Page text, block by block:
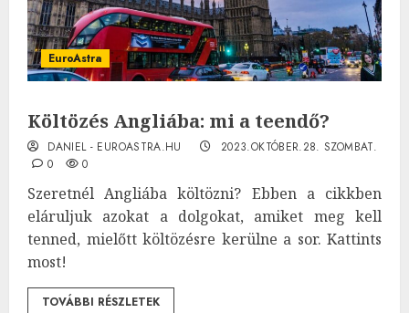
EuroAstra
Költözés Angliába: mi a teendő?
DANIEL - EUROASTRA.HU
2023.OKTÓBER.28. SZOMBAT.
0
0
Szeretnél Angliába költözni? Ebben a cikkben
eláruljuk azokat a dolgokat, amiket meg kell
tenned, mielőtt költözésre kerülne a sor. Kattints
most!
TOVÁBBI RÉSZLETEK